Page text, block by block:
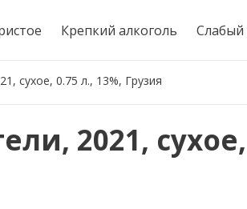
Крепкий алкоголь Слабый
сухое, 0.75 л., 13%, Грузия
2021,